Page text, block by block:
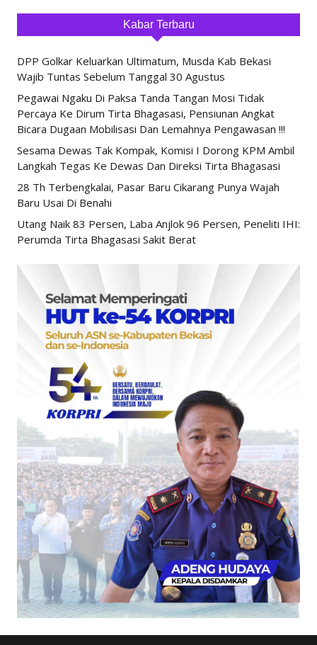
Kabar Terbaru
DPP Golkar Keluarkan Ultimatum, Musda Kab Bekasi
Wajib Tuntas Sebelum Tanggal 30 Agustus
Pegawai Ngaku Di Paksa Tanda Tangan Mosi Tidak
Percaya Ke Dirum Tirta Bhagasasi, Pensiunan Angkat
Bicara Dugaan Mobilisasi Dan Lemahnya Pengawasan !!!
Sesama Dewas Tak Kompak, Komisi I Dorong KPM Ambil
Langkah Tegas Ke Dewas Dan Direksi Tirta Bhagasasi
28 Th Terbengkalai, Pasar Baru Cikarang Punya Wajah
Baru Usai Di Benahi
Utang Naik 83 Persen, Laba Anjlok 96 Persen, Peneliti IHI:
Perumda Tirta Bhagasasi Sakit Berat